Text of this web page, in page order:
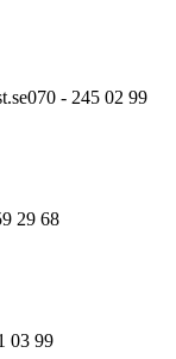
070 - 245 02 99
29 68
03 99